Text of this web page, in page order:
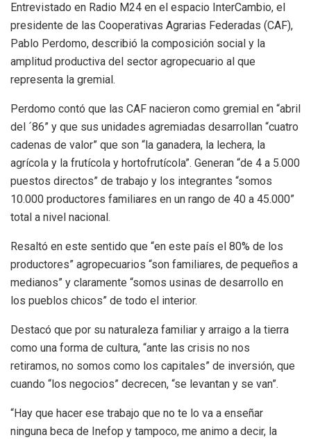
Entrevistado en Radio M24 en el espacio InterCambio, el
presidente de las Cooperativas Agrarias Federadas (CAF),
Pablo Perdomo, describió la composición social y la
amplitud productiva del sector agropecuario al que
representa la gremial.
Perdomo contó que las CAF nacieron como gremial en “abril
del ´86” y que sus unidades agremiadas desarrollan “cuatro
cadenas de valor” que son “la ganadera, la lechera, la
agrícola y la frutícola y hortofrutícola”. Generan “de 4 a 5.000
puestos directos” de trabajo y los integrantes “somos
10.000 productores familiares en un rango de 40 a 45.000”
total a nivel nacional.
Resaltó en este sentido que “en este país el 80% de los
productores” agropecuarios “son familiares, de pequeños a
medianos” y claramente “somos usinas de desarrollo en
los pueblos chicos” de todo el interior.
Destacó que por su naturaleza familiar y arraigo a la tierra
como una forma de cultura, “ante las crisis no nos
retiramos, no somos como los capitales” de inversión, que
cuando “los negocios” decrecen, “se levantan y se van”.
“Hay que hacer ese trabajo que no te lo va a enseñar
ninguna beca de Inefop y tampoco, me animo a decir, la